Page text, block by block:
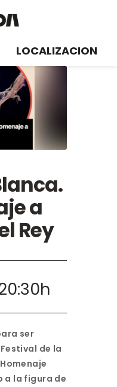
LOCALIZACION
a
Rey
ser
de la
a la figura de